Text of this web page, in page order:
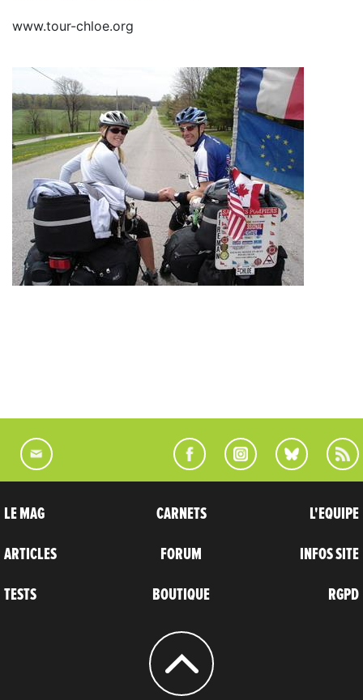
www.tour-chloe.org
LE MAG
ARTICLES
TESTS
CARNETS
FORUM
BOUTIQUE
L'EQUIPE
INFOS SITE
RGPD